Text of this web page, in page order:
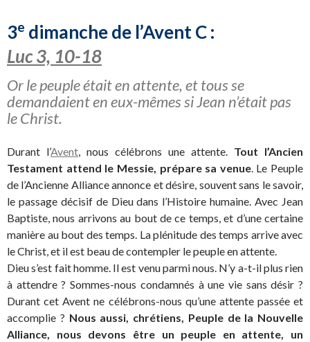
3e dimanche de l’Avent C :
Luc 3, 10-18
Or le peuple était en attente, et tous se
demandaient en eux-mêmes si Jean n’était pas
le Christ.
Durant l’Avent, nous célébrons une attente. Tout l’Ancien
Testament attend le Messie, prépare sa venue. Le Peuple
de l’Ancienne Alliance annonce et désire, souvent sans le savoir,
le passage décisif de Dieu dans l’Histoire humaine. Avec Jean
Baptiste, nous arrivons au bout de ce temps, et d’une certaine
manière au bout des temps. La plénitude des temps arrive avec
le Christ, et il est beau de contempler le peuple en attente.
Dieu s’est fait homme. Il est venu parmi nous. N’y a-t-il plus rien
à attendre ? Sommes-nous condamnés à une vie sans désir ?
Durant cet Avent ne célébrons-nous qu’une attente passée et
accomplie ? Nous aussi, chrétiens, Peuple de la Nouvelle
Alliance, nous devons être un peuple en attente, un